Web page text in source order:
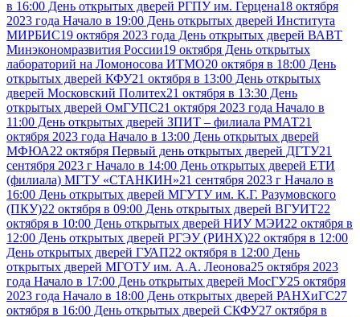
в 16:00 День открытых дверей РГПУ им. Герцена18 октября
2023 года Начало в 19:00 День открытых дверей Института
МИРБИС19 октября 2023 года День открытых дверей ВАВТ
Минэкономразвития России19 октября День открытых
лабораторий на Ломоносова ИТМО20 октября в 18:00 День
открытых дверей КФУ21 октября в 13:00 День открытых
дверей Московский Политех21 октября в 13:30 День
открытых дверей ОмГУПС21 октября 2023 года Начало в
11:00 День открытых дверей ЗПИТ – филиала РМАТ21
октября 2023 года Начало в 13:00 День открытых дверей
МФЮА22 октября Первый день открытых дверей ДГТУ21
сентября 2023 г Начало в 14:00 День открытых дверей ЕТИ
(филиала) МГТУ «СТАНКИН»21 сентября 2023 г Начало в
16:00 День открытых дверей МГУТУ им. К.Г. Разумовского
(ПКУ)22 октября в 09:00 День открытых дверей ВГУИТ22
октября в 10:00 День открытых дверей НИУ МЭИ22 октября в
12:00 День открытых дверей РГЭУ (РИНХ)22 октября в 12:00
День открытых дверей ГУАП22 октября в 12:00 День
открытых дверей МГОТУ им. А.А. Леонова25 октября 2023
года Начало в 17:00 День открытых дверей МосГУ25 октября
2023 года Начало в 18:00 День открытых дверей РАНХиГС27
октября в 16:00 День открытых дверей СКФУ27 октября в